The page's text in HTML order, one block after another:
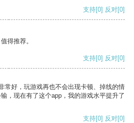
支持[0] 反对[0]
得推荐。
支持[0] 反对[0]
常好，玩游戏再也不会出现卡顿、掉线的情
，现在有了这个app，我的游戏水平提升了
支持[0] 反对[0]